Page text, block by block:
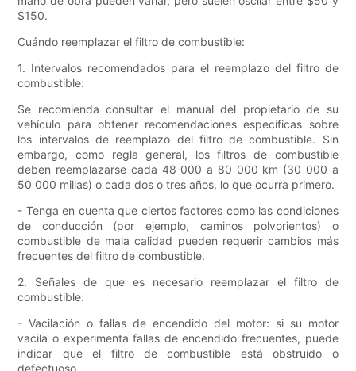
$150.
Cuándo reemplazar el filtro de combustible:
1. Intervalos recomendados para el reemplazo del filtro de
combustible:
Se recomienda consultar el manual del propietario de su
vehículo para obtener recomendaciones específicas sobre
los intervalos de reemplazo del filtro de combustible. Sin
embargo, como regla general, los filtros de combustible
deben reemplazarse cada 48 000 a 80 000 km (30 000 a
50 000 millas) o cada dos o tres años, lo que ocurra primero.
- Tenga en cuenta que ciertos factores como las condiciones
de conducción (por ejemplo, caminos polvorientos) o
combustible de mala calidad pueden requerir cambios más
frecuentes del filtro de combustible.
2. Señales de que es necesario reemplazar el filtro de
combustible:
- Vacilación o fallas de encendido del motor: si su motor
vacila o experimenta fallas de encendido frecuentes, puede
indicar que el filtro de combustible está obstruido o